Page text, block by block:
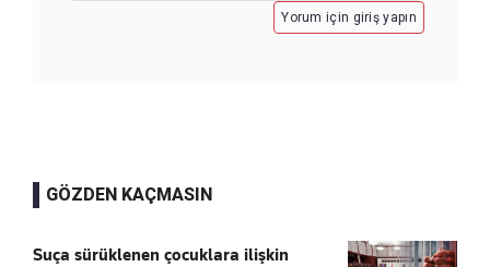
Yorum için giriş yapın
GÖZDEN KAÇMASIN
Suça sürüklenen çocuklara ilişkin